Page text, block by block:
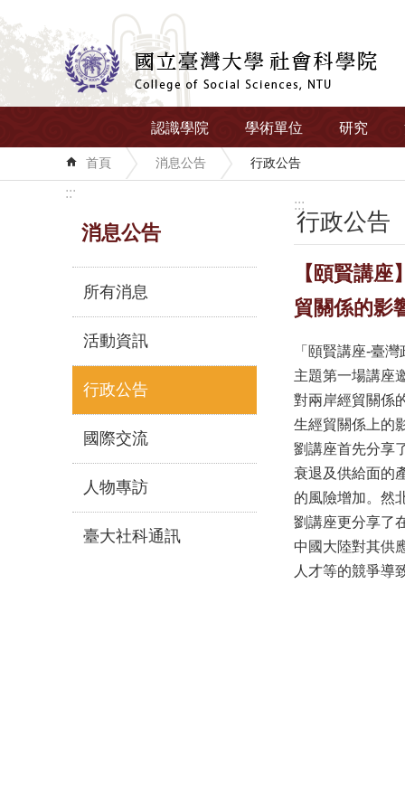
跳到主要內容區塊
認識學院 學術單位 研究
首頁 消息公告 行政公告
:::
消息公告
所有消息
活動資訊
行政公告
國際交流
人物專訪
臺大社科通訊
:::
行政公告
【頤賢講
貿關係的影
「頤賢講座-臺
主題第一場講座
對兩岸經貿關係
生經貿關係上的
劉講座首先分享
衰退及供給面的
的風險增加。然
劉講座更分享了
中國大陸對其供
人才等的競爭導